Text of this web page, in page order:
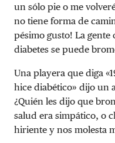
un sólo pie o me
no tiene forma de
pésimo gusto! La gente
diabetes se puede
Una playera que diga
hice diabético» dijo un
¿Quién les dijo que
salud era simpático, o
hiriente y nos molesta